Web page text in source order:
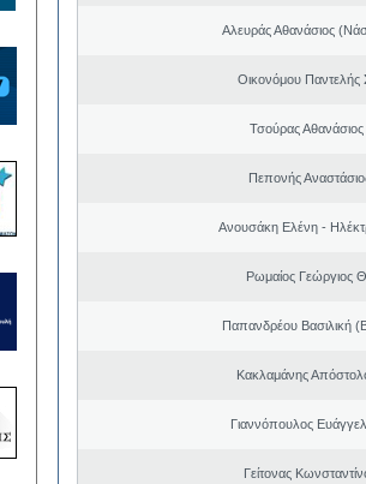
Αλευράς Αθανάσιος
Οικονόμου Παντελής
Τσούρας
Πεπονής
Ανουσάκη Ελένη -
Ρωμαίος Γεώργιος
Παπανδρέου Βασιλική
Κακλαμάνης
Γιαννόπουλος
Γείτονας